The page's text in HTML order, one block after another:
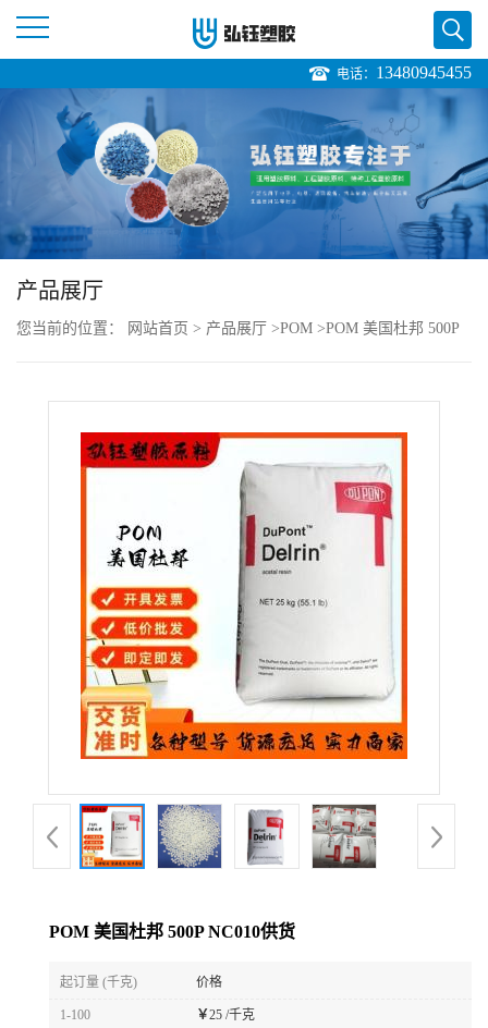
页
公
品
展
电话： 13480945455
产品展厅
您当前的位置： 网站首页 > 产品展厅 >POM >POM 美国杜邦 500P
POM 美国杜邦 500P NC010供货
起订量 (千克) 价格
1-100 ￥25 /千克